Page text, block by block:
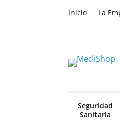
Inicio La
Seguridad
Sanitaria